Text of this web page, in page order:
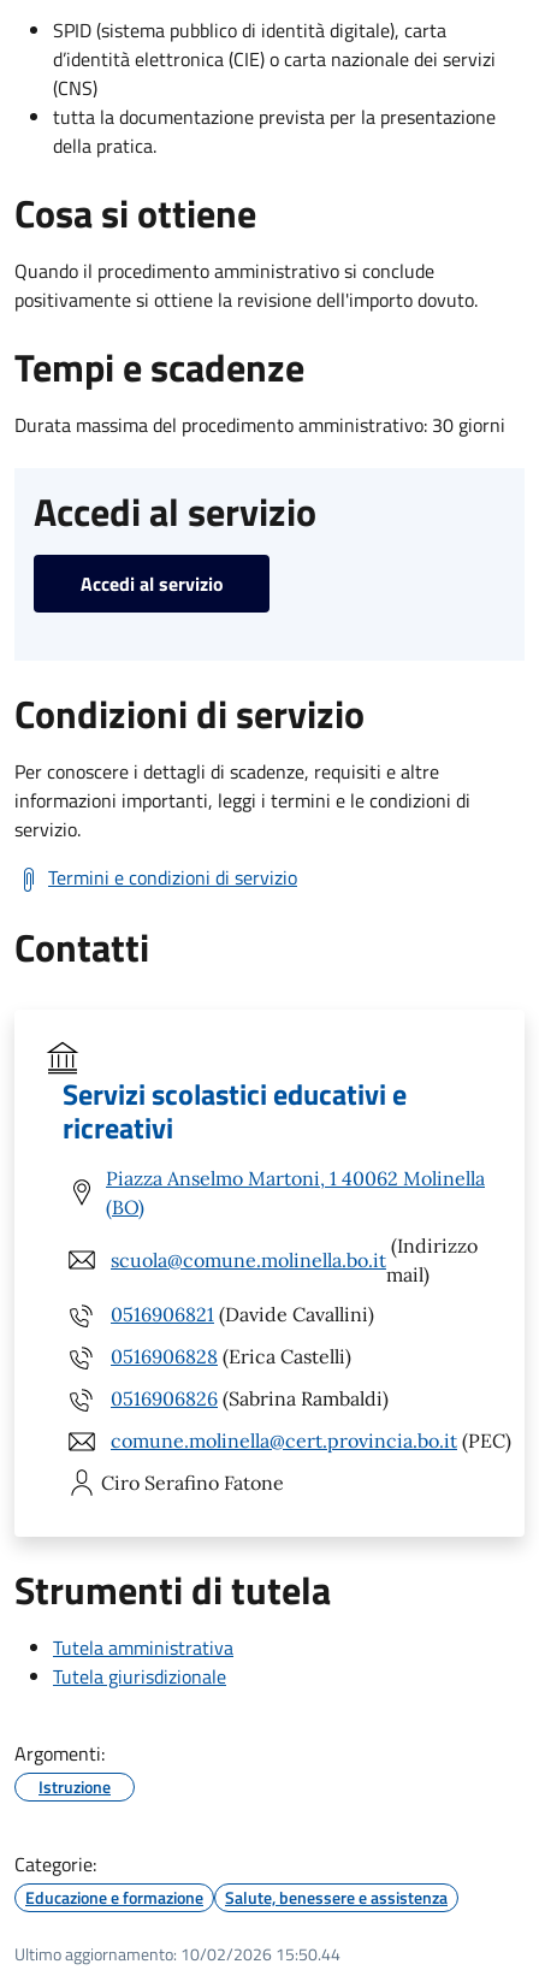
SPID (sistema pubblico di identità digitale), carta
d’identità elettronica (CIE) o carta nazionale dei servizi
(CNS)
tutta la documentazione prevista per la presentazione
della pratica.
Cosa si ottiene
Quando il procedimento amministrativo si conclude
positivamente si ottiene la revisione dell'importo dovuto.
Tempi e scadenze
Durata massima del procedimento amministrativo: 30 giorni
Accedi al servizio
Accedi al servizio
Condizioni di servizio
Per conoscere i dettagli di scadenze, requisiti e altre
informazioni importanti, leggi i termini e le condizioni di
servizio.
Termini e condizioni di servizio
Contatti
Servizi scolastici educativi e
ricreativi
Piazza Anselmo Martoni, 1 40062 Molinella
(BO)
scuola@comune.molinella.bo.it
(Indirizzo
mail)
0516906821 (Davide Cavallini)
0516906828 (Erica Castelli)
0516906826 (Sabrina Rambaldi)
comune.molinella@cert.provincia.bo.it (PEC)
Ciro Serafino Fatone
Strumenti di tutela
Tutela amministrativa
Tutela giurisdizionale
Argomenti:
Istruzione
Categorie:
Educazione e formazione Salute, benessere e assistenza
Ultimo aggiornamento: 10/02/2026 15:50.44